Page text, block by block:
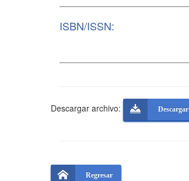
ISBN/ISSN:
Descargar archivo: Descargar
Regresar